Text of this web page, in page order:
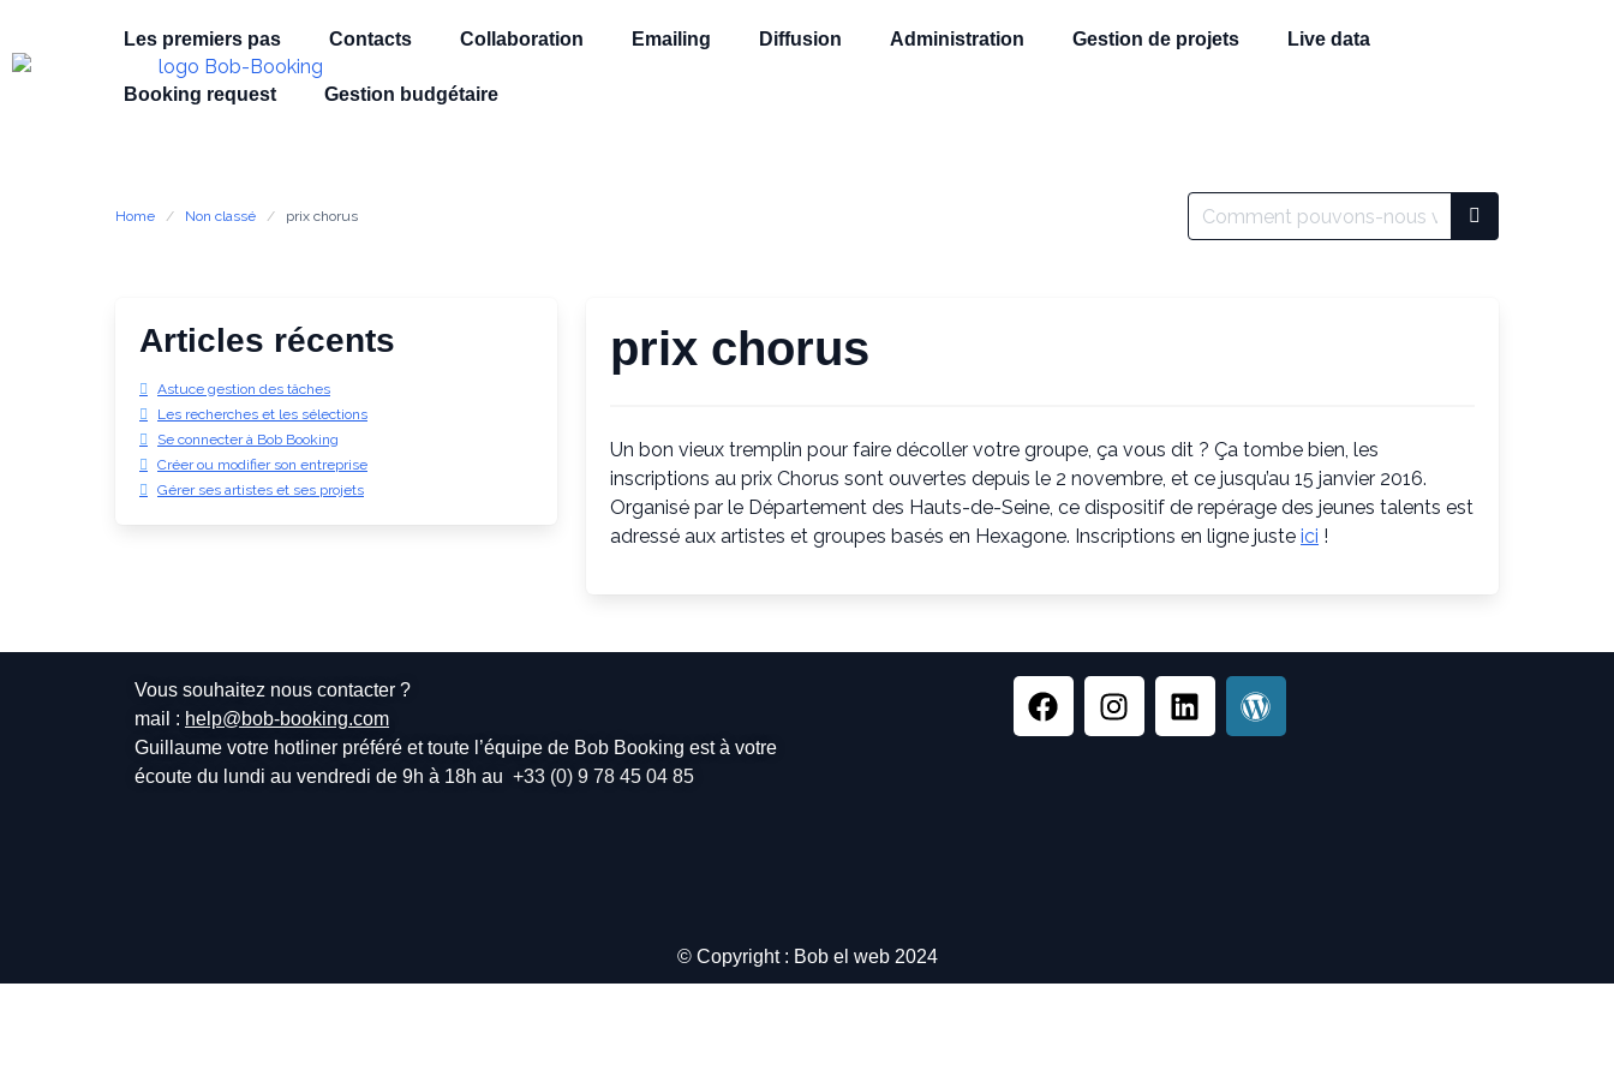
Les premiers pas Contacts Collaboration Emailing Diffusion Administration Gestion de projets Live data
Booking request Gestion budgétaire
Home Non classé prix chorus
Articles récents
Astuce gestion des tâches
Les recherches et les sélections
Se connecter à Bob Booking
Créer ou modifier son entreprise
Gérer ses artistes et ses projets
prix chorus
Un bon vieux tremplin pour faire décoller votre groupe, ça vous dit ? Ça tombe bien, les
inscriptions au prix Chorus sont ouvertes depuis le 2 novembre, et ce jusqu’au 15 janvier 2016.
Organisé par le Département des Hauts-de-Seine, ce dispositif de repérage des jeunes talents est
adressé aux artistes et groupes basés en Hexagone. Inscriptions en ligne justeici !
Vous souhaitez nous contacter ?
mail : help@bob-booking.com
Guillaume votre hotliner préféré et toute l’équipe de Bob Booking est à votre
écoute du lundi au vendredi de 9h à 18h au +33 (0) 9 78 45 04 85
© Copyright : Bob el web 2024